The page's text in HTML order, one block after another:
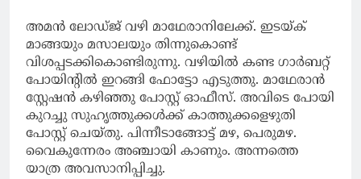
അമൻ ലോഡ്ജ്‌ വഴി മാഥേരാനിലേക്ക്. ഇടയ്ക്
മാങ്ങയും മസാലയും തിന്നുകൊണ്ട്
വിശപ്പടക്കികൊണ്ടിരുന്നു. വഴിയിൽ കണ്ട ഗാർബറ്റ്
പോയിന്റിൽ ഇറങ്ങി ഫോട്ടോ എടുത്തു. മാഥേരാൻ
സ്റ്റേഷൻ കഴിഞ്ഞു പോസ്റ്റ്‌ ഓഫീസ്. അവിടെ പോയി
കുറച്ചു സുഹൃത്തുക്കൾക്ക് കാത്തുക്കളെഴുതി
പോസ്റ്റ്‌ ചെയ്തു. പിന്നീടാങ്ങോട്ട് മഴ, പെരുമഴ.
വൈകുന്നേരം അഞ്ചായി കാണും. അന്നത്തെ
യാത്ര അവസാനിപ്പിച്ചു.